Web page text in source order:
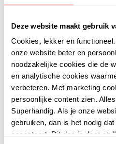
Deze website maakt gebruik
Cookies, lekker en
onze website beter en
noodzakelijke cookies die de
en analytische cookies
verbeteren. Met marketing
persoonlijke content zien.
Superhandig. Als je onze
gebruiken, dan is het nodig
accepteert. Dit doe je door op